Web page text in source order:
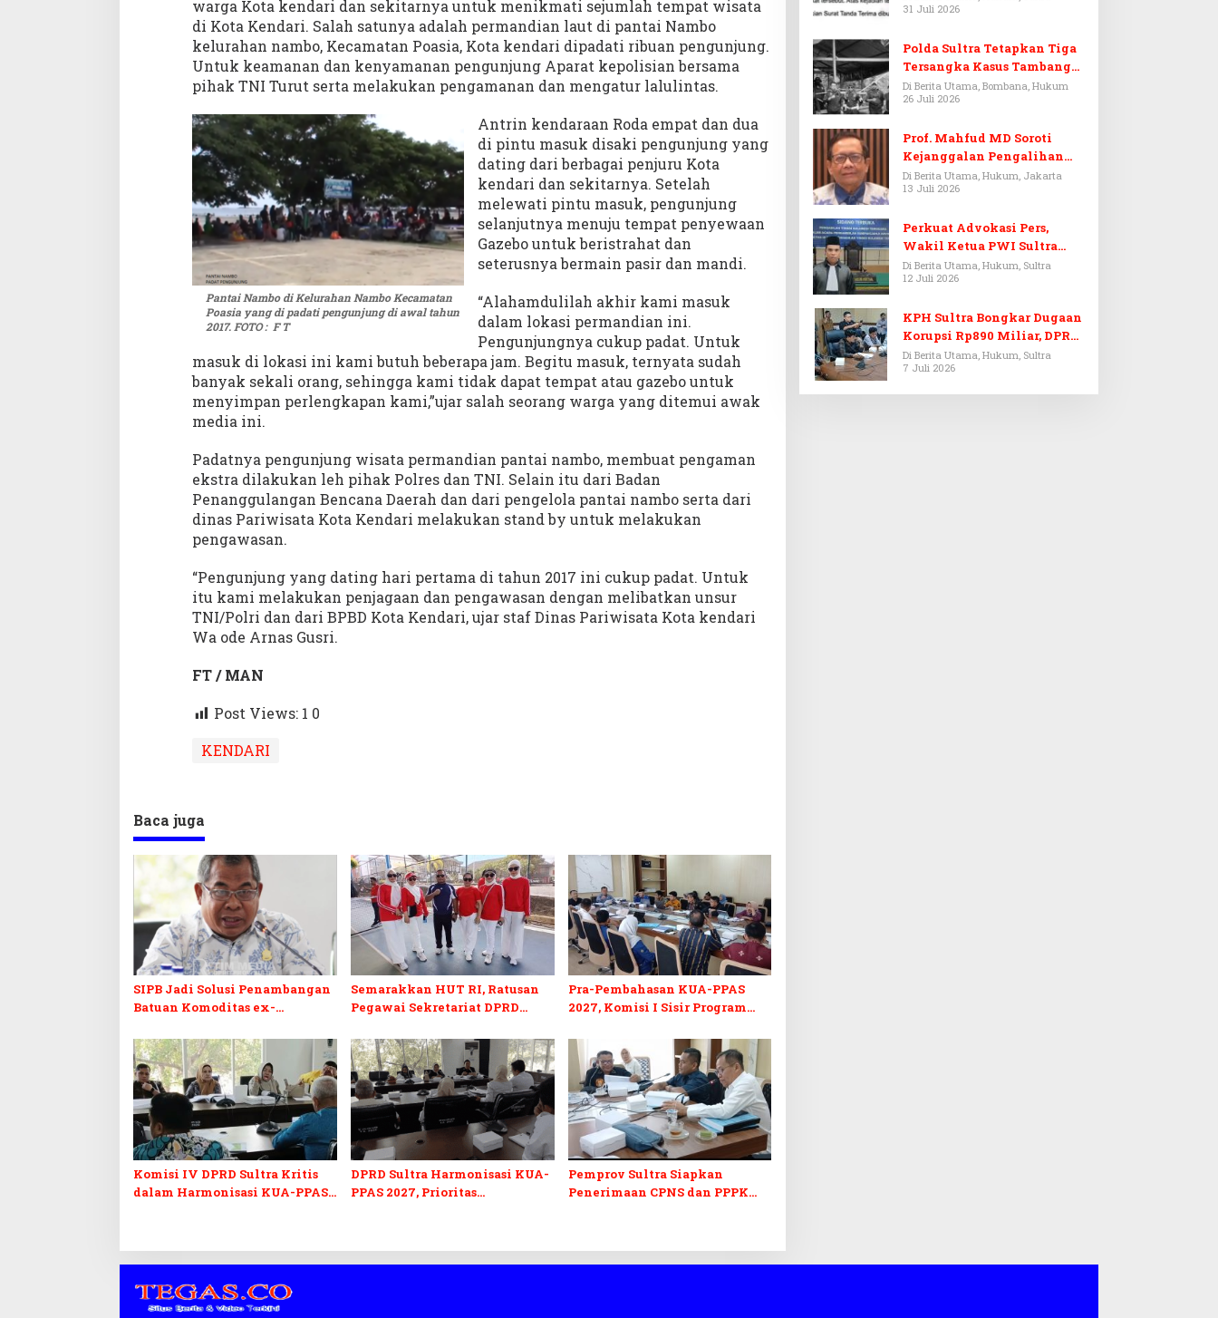
j
u
n
g
warga Kota kendari dan sekitarnya untuk menikmati sejumlah tempat wisata
di Kota Kendari. Salah satunya adalah permandian laut di pantai Nambo
kelurahan nambo, Kecamatan Poasia, Kota kendari dipadati ribuan pengunjung.
Untuk keamanan dan kenyamanan pengunjung Aparat kepolisian bersama
pihak TNI Turut serta melakukan pengamanan dan mengatur lalulintas.
Pantai Nambo di Kelurahan Nambo Kecamatan
Poasia yang di padati pengunjung di awal tahun
2017. FOTO : F T
Antrin kendaraan Roda empat dan dua
di pintu masuk disaki pengunjung yang
dating dari berbagai penjuru Kota
kendari dan sekitarnya. Setelah
melewati pintu masuk, pengunjung
selanjutnya menuju tempat penyewaan
Gazebo untuk beristrahat dan
seterusnya bermain pasir dan mandi.
“Alahamdulilah akhir kami masuk
dalam lokasi permandian ini.
Pengunjungnya cukup padat. Untuk
masuk di lokasi ini kami butuh beberapa jam. Begitu masuk, ternyata sudah
banyak sekali orang, sehingga kami tidak dapat tempat atau gazebo untuk
menyimpan perlengkapan kami,”ujar salah seorang warga yang ditemui awak
media ini.
Padatnya pengunjung wisata permandian pantai nambo, membuat pengaman
ekstra dilakukan leh pihak Polres dan TNI. Selain itu dari Badan
Penanggulangan Bencana Daerah dan dari pengelola pantai nambo serta dari
dinas Pariwisata Kota Kendari melakukan stand by untuk melakukan
pengawasan.
“Pengunjung yang dating hari pertama di tahun 2017 ini cukup padat. Untuk
itu kami melakukan penjagaan dan pengawasan dengan melibatkan unsur
TNI/Polri dan dari BPBD Kota Kendari, ujar staf Dinas Pariwisata Kota kendari
Wa ode Arnas Gusri.
FT / MAN
Post Views: 1 0
KENDARI
Baca juga
SIPB Jadi Solusi Penambangan
Batuan Komoditas ex-
Semarakkan HUT RI, Ratusan
Pegawai Sekretariat DPRD
Pra-Pembahasan KUA-PPAS
2027, Komisi I Sisir Program
Komisi IV DPRD Sultra Kritis
dalam Harmonisasi KUA-PPAS
DPRD Sultra Harmonisasi KUA-
PPAS 2027, Prioritas
Pemprov Sultra Siapkan
Penerimaan CPNS dan PPPK
31 Juli 2026
Polda Sultra Tetapkan Tiga
Tersangka Kasus Tambang
Emas Ilegal di Bombana
Di Berita Utama, Bombana, Hukum
26 Juli 2026
Prof. Mahfud MD Soroti
Kejanggalan Pengalihan
Penyelidikan Tersangka
Febrie Adriansyah
Di Berita Utama, Hukum, Jakarta
13 Juli 2026
Perkuat Advokasi Pers,
Wakil Ketua PWI Sultra
Resmi Dilantik Menjadi
Advokat PERADI
Di Berita Utama, Hukum, Sultra
12 Juli 2026
KPH Sultra Bongkar Dugaan
Korupsi Rp890 Miliar, DPRD
Sultra Gelar RDP
Di Berita Utama, Hukum, Sultra
7 Juli 2026